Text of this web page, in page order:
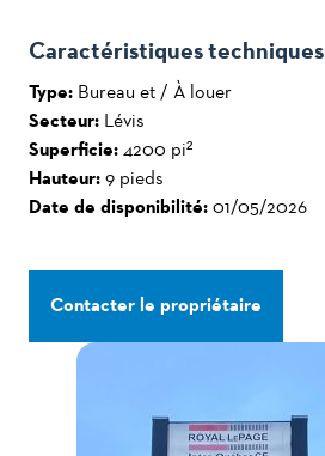
Caractéristiques techniques
Type: Bureau et / À louer
Secteur: Lévis
Superficie: 4200 pi²
Hauteur: 9 pieds
Date de disponibilité: 01/05/2026
Contacter le propriétaire